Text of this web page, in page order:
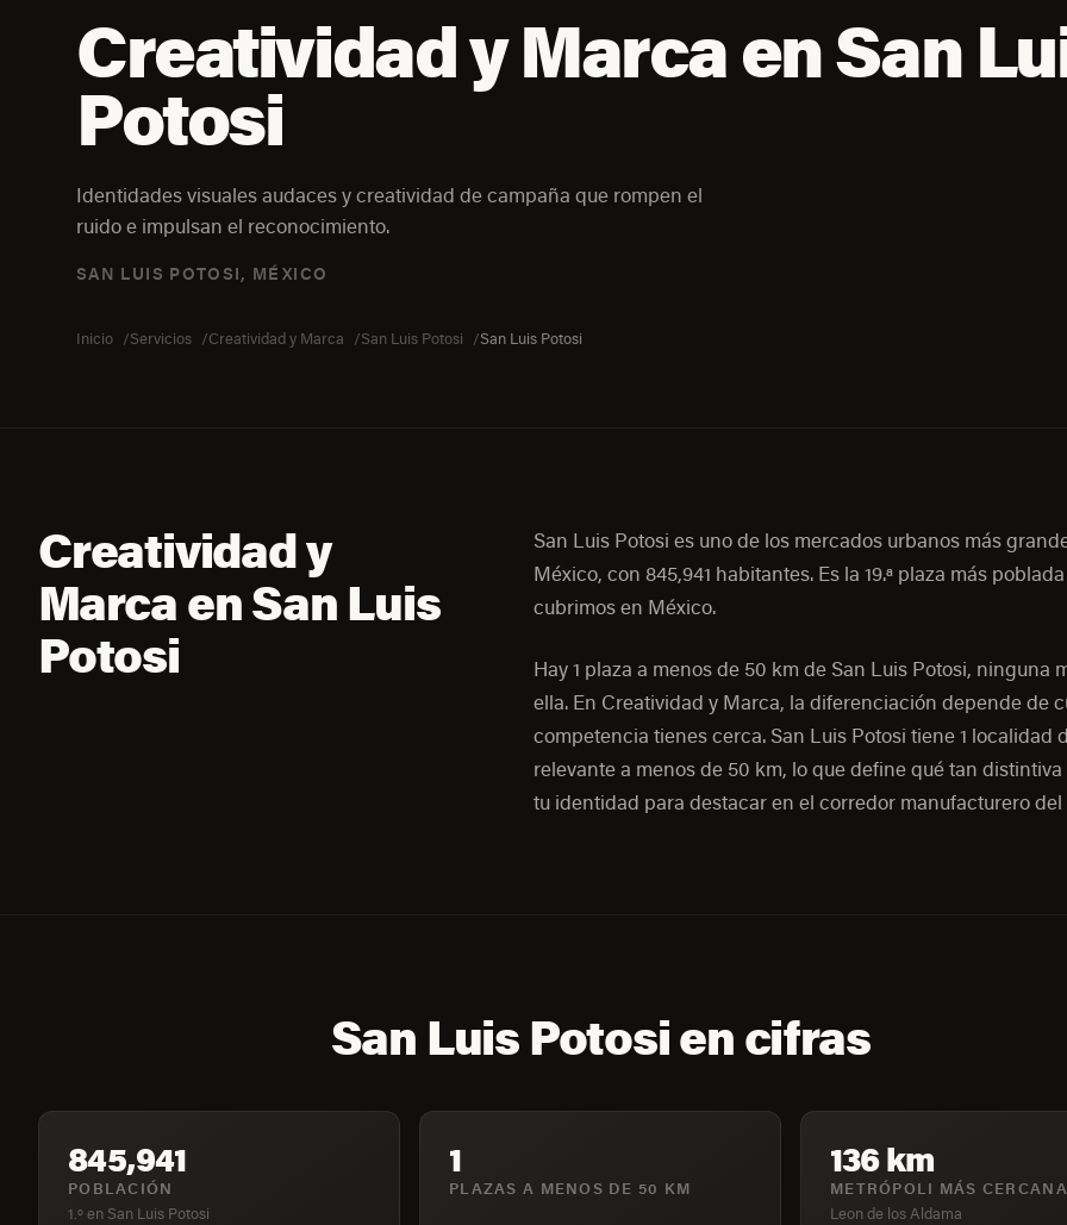
Creatividad y Marca en San
Potosi
Identidades visuales audaces y creatividad de campaña que rompen el
ruido e impulsan el reconocimiento.
SAN LUIS POTOSI, MÉXICO
Inicio Servicios Creatividad y Marca San Luis Potosi San Luis Potosi
Creatividad y
Marca en San Luis
Potosi
San Luis Potosi es uno de los mercados urbanos más
México, con 845,941 habitantes. Es la 19.ª plaza más
cubrimos en México.
Hay 1 plaza a menos de 50 km de San Luis Potosi, ninguna
ella. En Creatividad y Marca, la diferenciación depende de
competencia tienes cerca. San Luis Potosi tiene 1 localidad
relevante a menos de 50 km, lo que define qué tan
tu identidad para destacar en el corredor manufacturero del
San Luis Potosi en cifras
845,941
POBLACIÓN
1.º en San Luis Potosi
1
PLAZAS A MENOS DE 50 KM
136 km
METRÓPOLI MÁS CERCANA
Leon de los Aldama